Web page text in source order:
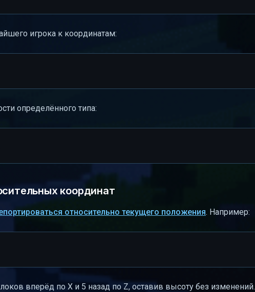
игрока к координатам:
определённого типа:
координат
относительно текущего положения. Например:
вперёд по X и 5 назад по Z, оставив высоту без изменений.